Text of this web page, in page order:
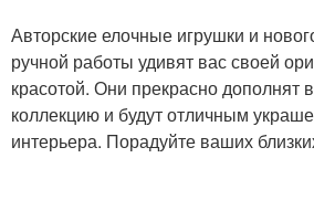
Авторские елочные игрушки и
ручной работы удивят вас своей
красотой. Они прекрасно
коллекцию и будут отличным
интерьера. Порадуйте ваших